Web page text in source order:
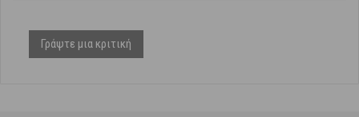
Γράψτε μια κριτική